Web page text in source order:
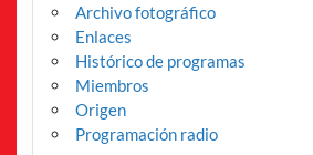
Archivo fotográfico
Enlaces
Histórico de programas
Miembros
Origen
Programación radio